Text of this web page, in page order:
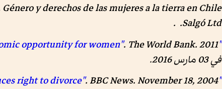
Género y derechos de las mujeres a la tierra en Chile
Salgó Ltd. .
"Women, business, and the law: creating economic opportunity for women". The World Bank. 2011. مؤرشف من
في 03 مارس 2016
.
"Chile introduces right to divorce"
.BBC News. November 18, 2004. مؤرشف من